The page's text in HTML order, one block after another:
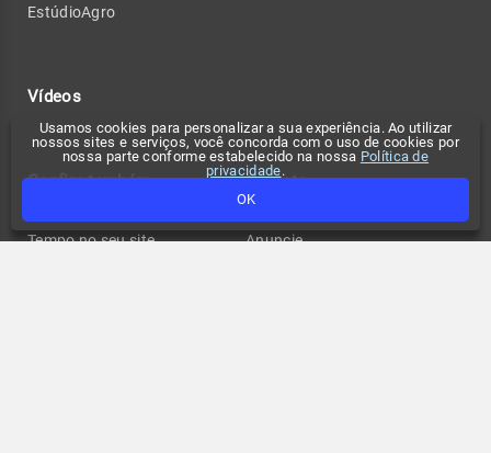
Usamos cookies para personalizar a sua experiência. Ao utilizar
nossos sites e serviços, você concorda com o uso de cookies por
nossa parte conforme estabelecido na nossa Política de
privacidade.
OK
EstúdioAgro
Vídeos
Confira também
Tempo no seu site
Contato
Anuncie